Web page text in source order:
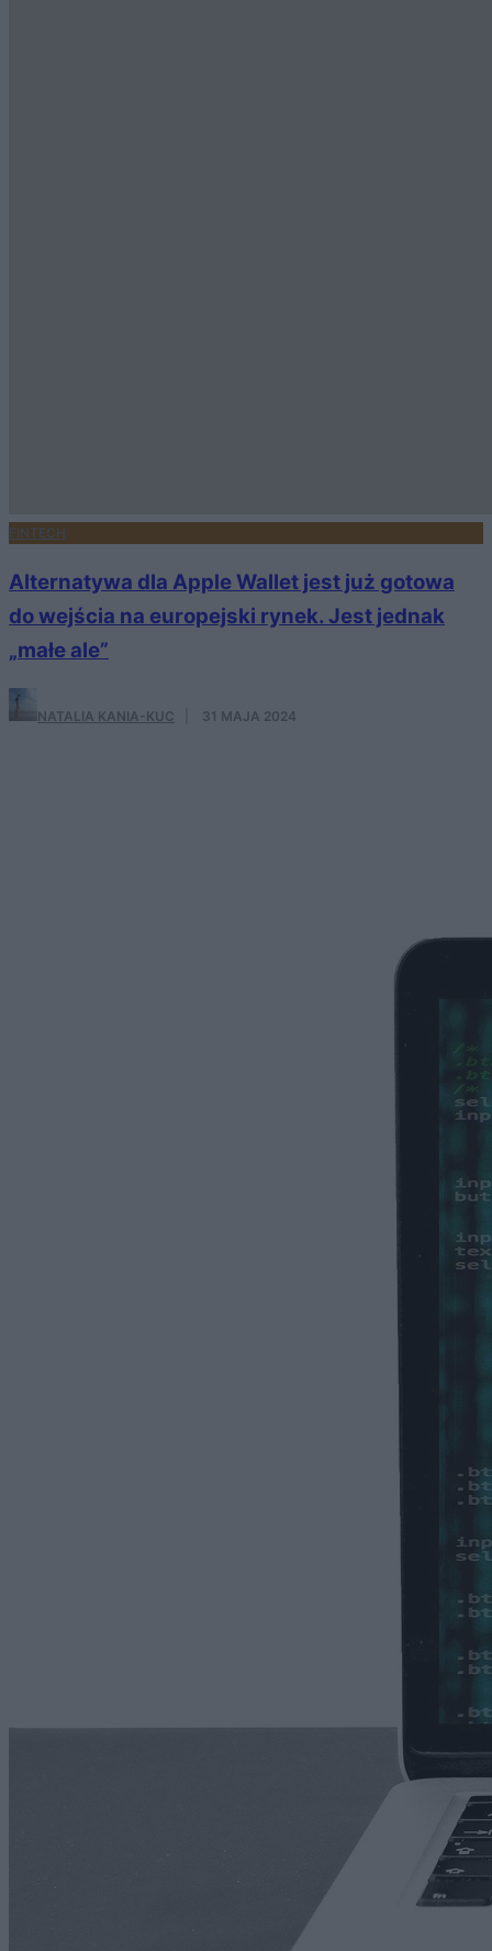
FINTECH
Alternatywa dla Apple Wallet jest już gotowa
do wejścia na europejski rynek. Jest jednak
„małe ale”
NATALIA KANIA-KUC 31 MAJA 2024